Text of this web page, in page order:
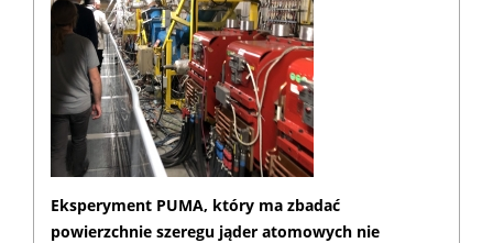
Eksperyment PUMA, który ma zbadać
powierzchnie szeregu jąder atomowych nie